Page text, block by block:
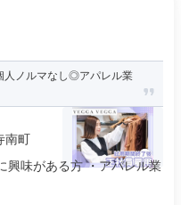
ノルマなし◎アパレル業
南町
興味がある方 ・アパレル業